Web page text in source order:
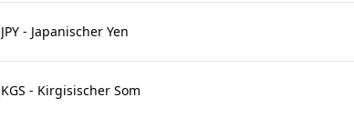
JPY - Japanischer Yen
KGS - Kirgisischer Som